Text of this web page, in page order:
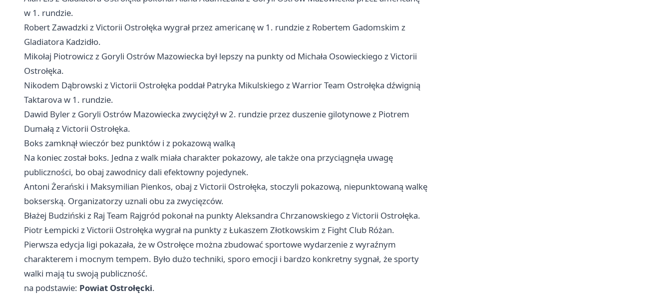
w 1. rundzie.
Robert Zawadzki z Victorii Ostrołęka wygrał przez americanę w 1. rundzie z Robertem Gadomskim z
Gladiatora Kadzidło.
Mikołaj Piotrowicz z Goryli Ostrów Mazowiecka był lepszy na punkty od Michała Osowieckiego z Victorii
Ostrołęka.
Nikodem Dąbrowski z Victorii Ostrołęka poddał Patryka Mikulskiego z Warrior Team Ostrołęka dźwignią
Taktarova w 1. rundzie.
Dawid Byler z Goryli Ostrów Mazowiecka zwyciężył w 2. rundzie przez duszenie gilotynowe z Piotrem
Dumałą z Victorii Ostrołęka.
Boks zamknął wieczór bez punktów i z pokazową walką
Na koniec został boks. Jedna z walk miała charakter pokazowy, ale także ona przyciągnęła uwagę
publiczności, bo obaj zawodnicy dali efektowny pojedynek.
Antoni Żerański i Maksymilian Pienkos, obaj z Victorii Ostrołęka, stoczyli pokazową, niepunktowaną walkę
bokserską. Organizatorzy uznali obu za zwycięzców.
Błażej Budziński z Raj Team Rajgród pokonał na punkty Aleksandra Chrzanowskiego z Victorii Ostrołęka.
Piotr Łempicki z Victorii Ostrołęka wygrał na punkty z Łukaszem Złotkowskim z Fight Club Różan.
Pierwsza edycja ligi pokazała, że w Ostrołęce można zbudować sportowe wydarzenie z wyraźnym
charakterem i mocnym tempem. Było dużo techniki, sporo emocji i bardzo konkretny sygnał, że sporty
walki mają tu swoją publiczność.
na podstawie: Powiat Ostrołęcki.